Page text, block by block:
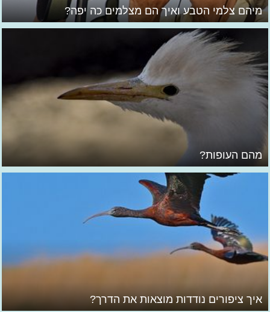
מיהם צלמי הטבע ואיך הם מצלמים כה יפה?
מהם העופות?
איך ציפורים נודדות מוצאות את הדרך?